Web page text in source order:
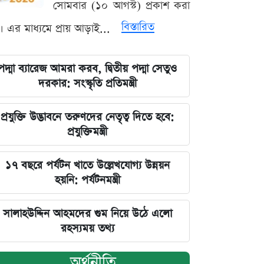
সোমবার (১০ আগস্ট) প্রকাশ করা
এর মাধ্যমে প্রায় আড়াই...
বিস্তারিত
ব্যারেজ আমরা করব, দ্বিতীয় পদ্মা সেতুও
দরকার: সংস্কৃতি প্রতিমন্ত্রী
প্রযুক্তি উদ্ভাবনে তরুণদের নেতৃত্ব দিতে হবে:
প্রযুক্তিমন্ত্রী
১৭ বছরে পর্যটন খাতে উল্লেখযোগ্য উন্নয়ন
হয়নি: পর্যটনমন্ত্রী
সালাহউদ্দিন আহমদের গুম নিয়ে উঠে এলো
রহস্যময় তথ্য